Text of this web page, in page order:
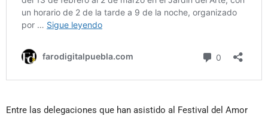
Entre las delegaciones que han asistido al Festival del Amor